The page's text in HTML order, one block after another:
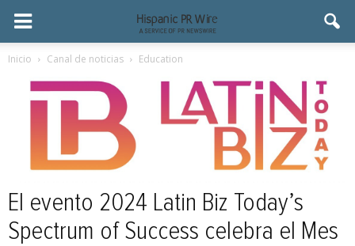
Inicio Canal de noticias Education
El evento 2024 Latin Biz Today’s
Spectrum of Success celebra el Mes